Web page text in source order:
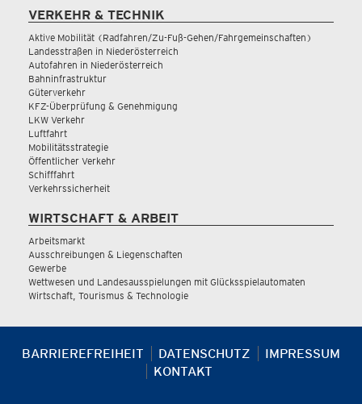
VERKEHR & TECHNIK
Aktive Mobilität (Radfahren/Zu-Fuß-Gehen/Fahrgemeinschaften)
Landesstraßen in Niederösterreich
Autofahren in Niederösterreich
Bahninfrastruktur
Güterverkehr
KFZ-Überprüfung & Genehmigung
LKW Verkehr
Luftfahrt
Mobilitätsstrategie
Öffentlicher Verkehr
Schifffahrt
Verkehrssicherheit
WIRTSCHAFT & ARBEIT
Arbeitsmarkt
Ausschreibungen & Liegenschaften
Gewerbe
Wettwesen und Landesausspielungen mit Glücksspielautomaten
Wirtschaft, Tourismus & Technologie
BARRIEREFREIHEIT DATENSCHUTZ
IMPRESSUM
KONTAKT